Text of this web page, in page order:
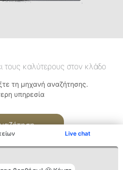
Live chat
τους καλύτερους στον κλάδο
τη μηχανή αναζήτησης.
υπηρεσία